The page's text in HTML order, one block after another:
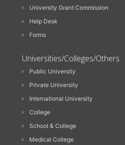
University Grant Commission
Help Desk
Forms
Universities/Colleges/Others
Public University
Private University
International University
College
School & College
Medical College